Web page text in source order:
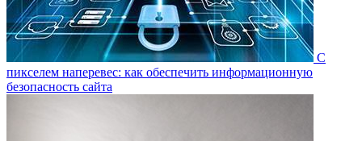
С
пикселем наперевес: как обеспечить информационную
безопасность сайта